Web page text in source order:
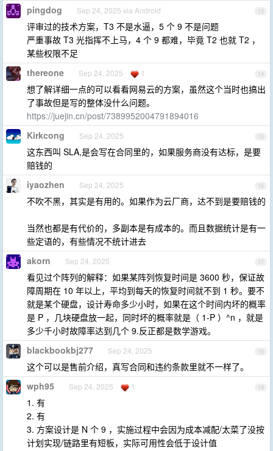
13
pingdog Sep 24, 2025 via Android
评审过的技术方案，T3 不是水逼，5 个 9 不是问题
严重事故 T3 光指挥不上马，4 个 9 都难，毕竟 T2 也就 T2 ，
某些权限不足
14
thereone Sep 24, 2025 1
想了解详细一点的可以看看网易云的方案，虽然这个当时也搞出
了事故但是写的整体没什么问题。
https://juejin.cn/post/7389952004791894016
15
Kirkcong Sep 24, 2025
这东西叫 SLA,是会写在合同里的，如果服务商没有达标，是要
赔钱的
16
iyaozhen Sep 24, 2025
不吹不黑，其实是有用的。如果作为云厂商，达不到是要赔钱的
当然也都是有代价的，多副本是有成本的。而且数据统计是有一
些定语的，有些情况不统计进去
17
akorn Sep 24, 2025
看见过个阵列的解释：如果某阵列恢复时间是 3600 秒，保证故
障周期在 10 年以上，平均到每天的恢复时间就不到 1 秒。要不
就是某个硬盘，设计寿命多少小时，如果在这个时间内坏的概率
是 P ，几块硬盘放一起，同时坏的概率就是（ 1-P ）^n ，就是
多少千小时故障率达到几个 9.反正都是数学游戏。
18
blackbookbj277 Sep 24, 2025
这个可以是售前介绍，真写合同和违约条款里就不一样了。
19
wph95 Sep 24, 2025 1
1. 有
2. 有
3. 方案设计是 N 个 9 ，实施过程中会因为成本减配/太菜了没按
计划实现/链路里有短板，实际可用性会低于设计值